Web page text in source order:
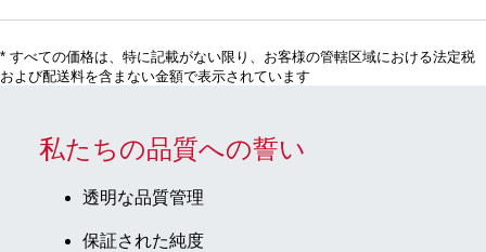
* すべての価格は、特に記載がない限り、お客様の管轄区域における法定税
および配送料を含まない金額で表示されています
私たちの品質への誓い
透明な品質管理
保証された純度